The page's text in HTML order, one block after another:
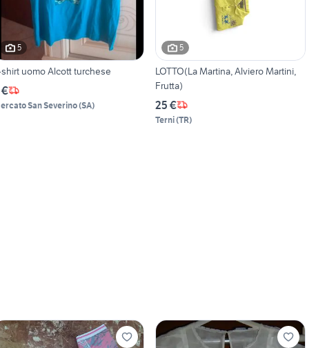
5
uomo Alcott turchese
San Severino(SA)
5
LOTTO(La Martina, Alviero Martini,
Frutta)
25 €
Terni(TR)